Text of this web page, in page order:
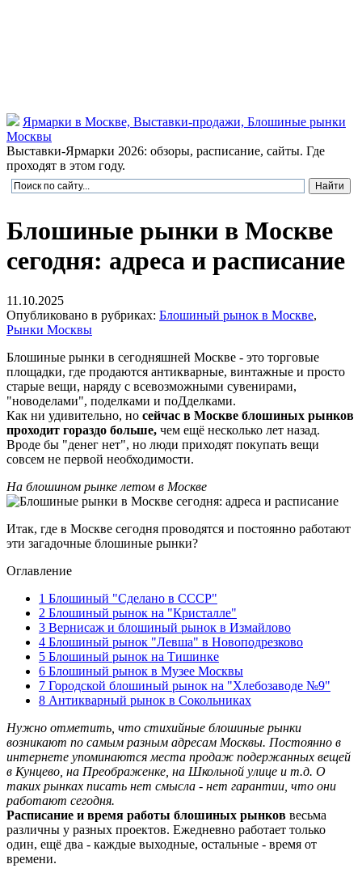
Ярмарки в Москве, Выставки-продажи, Блошиные рынки
Москвы
Выставки-Ярмарки 2026: обзоры, расписание, сайты. Где
проходят в этом году.
Блошиные рынки в Москве
сегодня: адреса и расписание
11.10.2025
Опубликовано в рубриках: Блошиный рынок в Москве,
Рынки Москвы
Блошиные рынки в сегодняшней Москве - это торговые
площадки, где продаются антикварные, винтажные и просто
старые вещи, наряду с всевозможными сувенирами,
"новоделами", поделками и поДделками.
Как ни удивительно, но сейчас в Москве блошиных рынков
проходит гораздо больше, чем ещё несколько лет назад.
Вроде бы "денег нет", но люди приходят покупать вещи
совсем не первой необходимости.
На блошином рынке летом в Москве
Итак, где в Москве сегодня проводятся и постоянно работают
эти загадочные блошиные рынки?
Оглавление
1 Блошиный "Сделано в СССР"
2 Блошиный рынок на "Кристалле"
3 Вернисаж и блошиный рынок в Измайлово
4 Блошиный рынок "Левша" в Новоподрезково
5 Блошиный рынок на Тишинке
6 Блошиный рынок в Музее Москвы
7 Городской блошиный рынок на "Хлебозаводе №9"
8 Антикварный рынок в Сокольниках
Нужно отметить, что стихийные блошиные рынки
возникают по самым разным адресам Москвы. Постоянно в
интернете упоминаются места продаж подержанных вещей
в Кунцево, на Преображенке, на Школьной улице и т.д. О
таких рынках писать нет смысла - нет гарантии, что они
работают сегодня.
Расписание и время работы блошиных рынков весьма
различны у разных проектов. Ежедневно работает только
один, ещё два - каждые выходные, остальные - время от
времени.